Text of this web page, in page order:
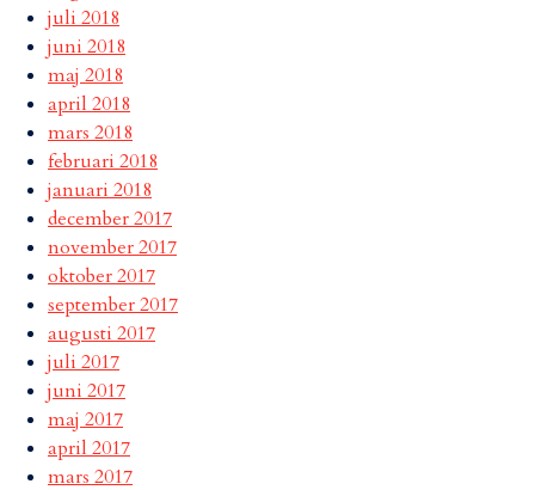
juli 2018
juni 2018
maj 2018
april 2018
mars 2018
februari 2018
januari 2018
december 2017
november 2017
oktober 2017
september 2017
augusti 2017
juli 2017
juni 2017
maj 2017
april 2017
mars 2017